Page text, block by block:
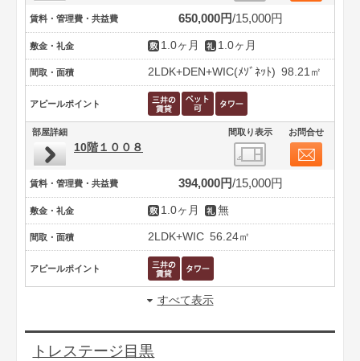
賃料・管理費・共益費 650,000円 15,000円
敷金・礼金 1.0ヶ月 1.0ヶ月
間取・面積 2LDK+DEN+WIC(ﾒｿﾞﾈｯﾄ) 98.21㎡
アピールポイント
部屋詳細 間取り表示 お問合せ
10階１００８
賃料・管理費・共益費 394,000円 15,000円
敷金・礼金 1.0ヶ月 無
間取・面積 2LDK+WIC 56.24㎡
アピールポイント
すべて表示
トレステージ目黒